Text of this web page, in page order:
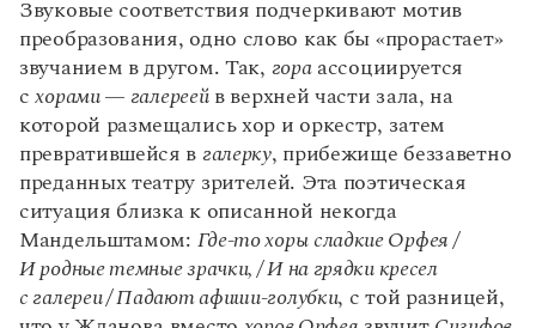
Звуковые соответствия подчеркивают мотив
преобразования, одно слово как бы «прорастает»
звучанием в другом. Так, гораассоциируется
схорами — галереейв верхней части зала, на
которой размещались хор и оркестр, затем
превратившейся в галерку, прибежище беззаветно
преданных театру зрителей. Эта поэтическая
ситуация близка к описанной некогда
Мандельштамом: Где-то хоры сладкие Орфея /
И родные темные зрачки, / И на грядки кресел
с галереи / Падают афиши-голубки, с той разницей,